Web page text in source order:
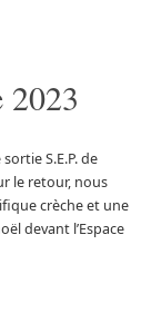
2023
S.E.P. de
le retour, nous
crèche et une
devant l’Espace